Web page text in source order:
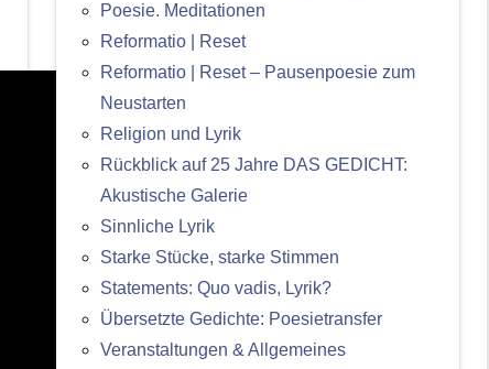
Poesie. Meditationen
Reformatio | Reset
Reformatio | Reset – Pausenpoesie zum
Neustarten
Religion und Lyrik
Rückblick auf 25 Jahre DAS GEDICHT:
Akustische Galerie
Sinnliche Lyrik
Starke Stücke, starke Stimmen
Statements: Quo vadis, Lyrik?
Übersetzte Gedichte: Poesietransfer
Veranstaltungen & Allgemeines